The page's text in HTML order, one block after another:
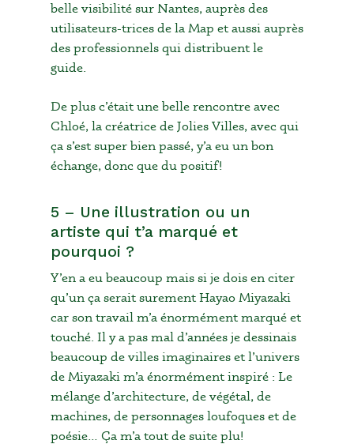
belle visibilité sur Nantes, auprès des
utilisateurs-trices de la Map et aussi auprès
des professionnels qui distribuent le
guide.
De plus c’était une belle rencontre avec
Chloé, la créatrice de Jolies Villes, avec qui
ça s’est super bien passé, y’a eu un bon
échange, donc que du positif!
5 – Une illustration ou un
artiste qui t’a marqué et
pourquoi ?
Y’en a eu beaucoup mais si je dois en citer
qu’un ça serait surement Hayao Miyazaki
car son travail m’a énormément marqué et
touché. Il y a pas mal d’années je dessinais
beaucoup de villes imaginaires et l’univers
de Miyazaki m’a énormément inspiré : Le
mélange d’architecture, de végétal, de
machines, de personnages loufoques et de
poésie… Ça m’a tout de suite plu!